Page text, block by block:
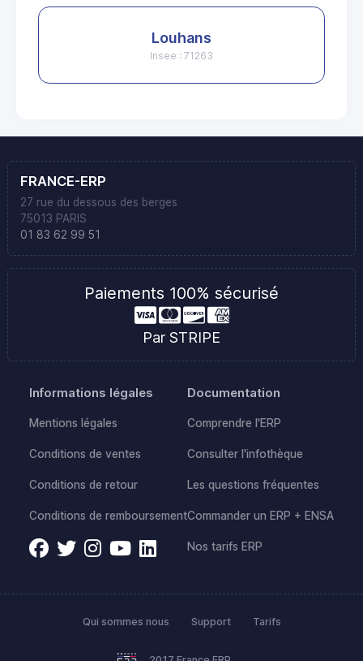
Louhans
Insee : 71263
FRANCE-ERP
27 rue du dessous des berges
75013 PARIS
01 83 62 99 51
Paiements 100% sécurisé
Par STRIPE
Informations légales
Mentions légales
Conditions de ventes
Conditions de retour
Conditions de remboursement
Documentation
Comprendre l'ERP
Consulter l'infothèque
Les questions fréquentes
Commander un ERP + ENSA
Nos tarifs ERP
Qui sommes nous Support Tarifs